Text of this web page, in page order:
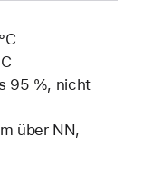
95 %, nicht
über NN,